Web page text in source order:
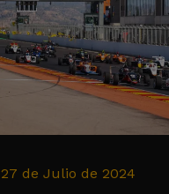
27 de Julio de 2024